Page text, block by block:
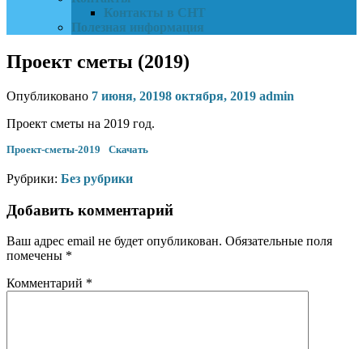
Контакты в СНТ
Полезная информация
Проект сметы (2019)
Опубликовано 7 июня, 20198 октября, 2019 admin
Проект сметы на 2019 год.
Проект-сметы-2019 Скачать
Рубрики: Без рубрики
Добавить комментарий
Ваш адрес email не будет опубликован. Обязательные поля
помечены *
Комментарий *